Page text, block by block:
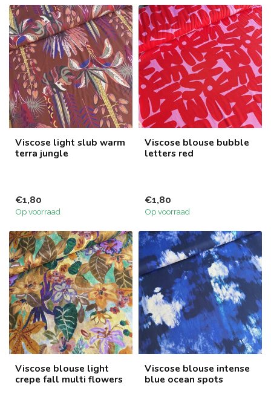
Viscose light slub warm
terra jungle
€1,80
Op voorraad
Viscose blouse bubble
letters red
€1,80
Op voorraad
Viscose blouse light
crepe fall multi flowers
Viscose blouse intense
blue ocean spots